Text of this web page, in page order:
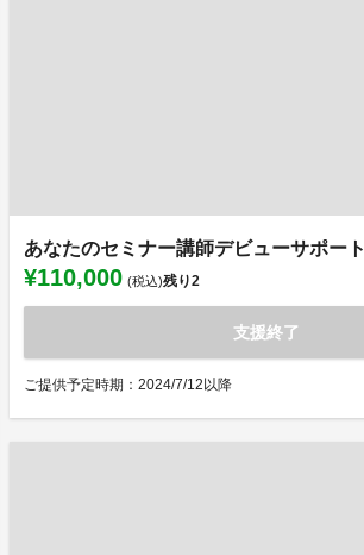
あなたのセミナー講師デビューサポート
¥110,000 (税込)残り2
支援終了
ご提供予定時期：2024/7/12以降